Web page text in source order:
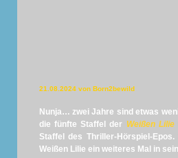
21.08.2024 von Born2bewild
Nunja… zwei Jahre sind etwas
die fünfte Staffel der Weißen Lilie
Staffel des Thriller-Hörspiel-
Weißen Lilie ein weiteres Mal in